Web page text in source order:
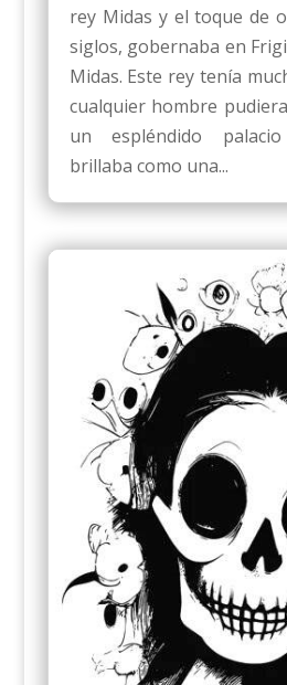
rey Midas y el toque de
siglos, gobernaba en
Midas. Este rey tenía
cualquier hombre
un espléndido
brillaba como una...